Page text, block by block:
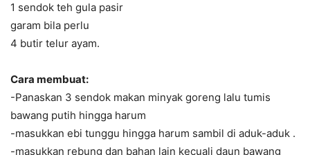
1 sendok teh gula pasir
garam bila perlu
4 butir telur ayam.
Cara membuat:
-Panaskan 3 sendok makan minyak goreng lalu tumis
bawang putih hingga harum
-masukkan ebi tunggu hingga harum sambil di aduk-aduk .
-masukkan rebung dan bahan lain kecuali daun bawang